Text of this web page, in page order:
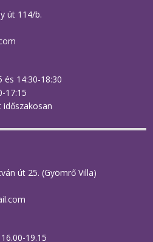
út 114/b.
és 14:30-18:30
17:15
időszakosan
út 25. (Gyömrő Villa)
19.15